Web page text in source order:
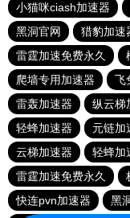
小猫咪ciash加速器
黑洞官网
猎豹加速
雷霆加速免费永久
爬墙专用加速器
飞
雷轰加速器
纵云梯
轻蜂加速器
元链加
云梯加速器
轻蜂加
雷霆加速免费永久
快连pvn加速器
黑